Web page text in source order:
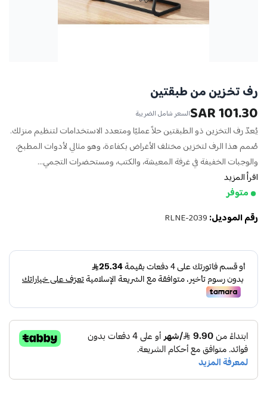
رف تخزين من طبقتين
101.30 SAR السعر شامل الضريبة
يُعدّ رف التخزين ذو الطبقتين حلاً عمليًا ومتعدد الاستخدامات لتنظيم منزلك.
صُمم هذا الرف لتخزين مختلف الأغراض بكفاءة، وهو مثالي لأدوات المطبخ،
والوجبات الخفيفة في غرفة المعيشة، والكتب، ومستحضرات التجمي...
اقرأ المزيد
متوفر
رقم الموديل: RLNE-2039